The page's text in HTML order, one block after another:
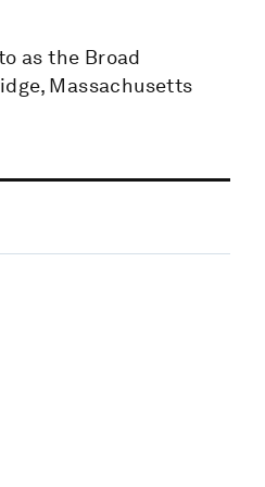
as the Broad
Massachusetts